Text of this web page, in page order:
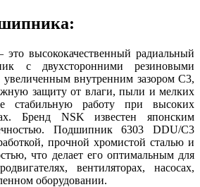
высококачественный радиальный
с двухсторонними резиновыми
внутренним зазором C3,
защиту от влаги, пыли и мелких
стабильную работу при высоких
Бренд NSK известен японским
Подшипник 6303 DDU/C3
прочной хромистой сталью и
что делает его оптимальным для
вентиляторах, насосах,
оборудовании.